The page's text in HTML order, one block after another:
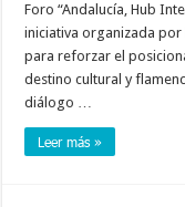
Foro “Andalucía, Hub
iniciativa organizada por
para reforzar el
destino cultural y
diálogo …
Leer más »